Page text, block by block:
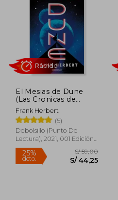
El Mesias de Dune
(Las Cronicas de
Dune 2)
Frank Herbert
(5)
Debolsillo (Punto De
Lectura), 2021, 001 Edición,
Tapa Blanda, Nuevo
Rápido